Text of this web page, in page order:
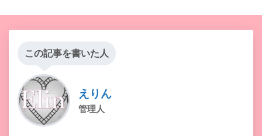
この記事を書いた人
えりん
管理人